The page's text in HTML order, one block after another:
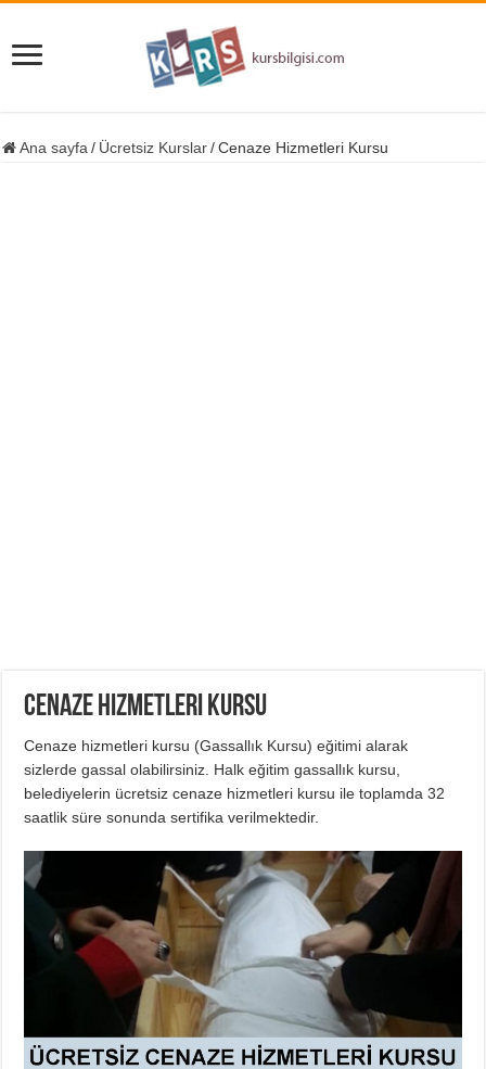
Ana sayfa / Ücretsiz Kurslar / Cenaze Hizmetleri Kursu
Cenaze Hizmetleri Kursu
Cenaze hizmetleri kursu (Gassallık Kursu) eğitimi alarak
sizlerde gassal olabilirsiniz. Halk eğitim gassallık kursu,
belediyelerin ücretsiz cenaze hizmetleri kursu ile toplamda 32
saatlik süre sonunda sertifika verilmektedir.